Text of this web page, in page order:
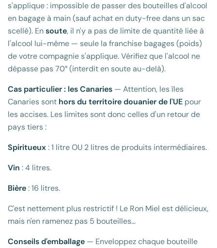
s'applique : impossible de passer des bouteilles d'alcool
en bagage à main (sauf achat en duty-free dans un sac
scellé). Ensoute, il n'y a pas de limite de quantité liée à
l'alcool lui-même — seule la franchise bagages (poids)
de votre compagnie s'applique. Vérifiez que l'alcool ne
dépasse pas 70° (interdit en soute au-delà).
Cas particulier : les Canaries — Attention, les îles
Canaries sont hors du territoire douanier de l'UE pour
les accises. Les limites sont donc celles d'un retour de
pays tiers :
Spiritueux: 1 litre OU 2 litres de produits intermédiaires.
Vin : 4 litres.
Bière: 16 litres.
C'est nettement plus restrictif ! Le Ron Miel est délicieux,
mais n'en ramenez pas 5 bouteilles…
Conseils d'emballage — Enveloppez chaque bouteille